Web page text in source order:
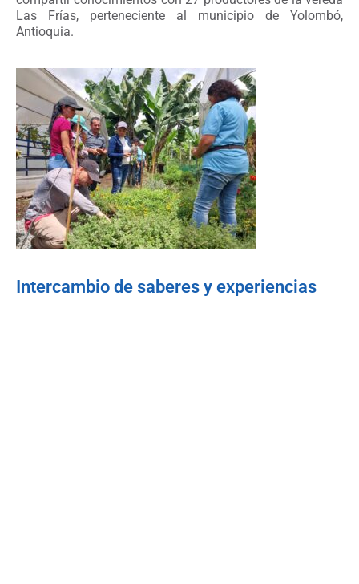
Las Frías, perteneciente al municipio de Yolombó,
Antioquia.
Intercambio de saberes y experiencias